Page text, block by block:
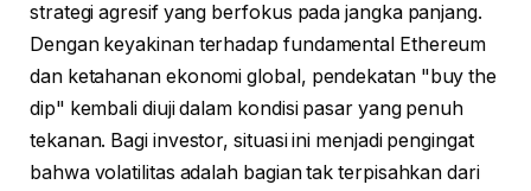
strategi agresif yang berfokus pada jangka panjang.
Dengan keyakinan terhadap fundamental Ethereum
dan ketahanan ekonomi global, pendekatan "buy the
dip" kembali diuji dalam kondisi pasar yang penuh
tekanan. Bagi investor, situasi ini menjadi pengingat
bahwa volatilitas adalah bagian tak terpisahkan dari